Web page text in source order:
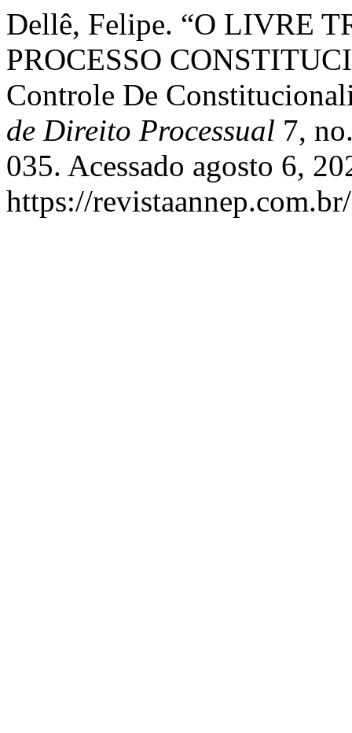
Dellê, Felipe. “O LIVRE
PROCESSO
Controle De
de Direito Processual 7,
035. Acessado agosto 6,
https://